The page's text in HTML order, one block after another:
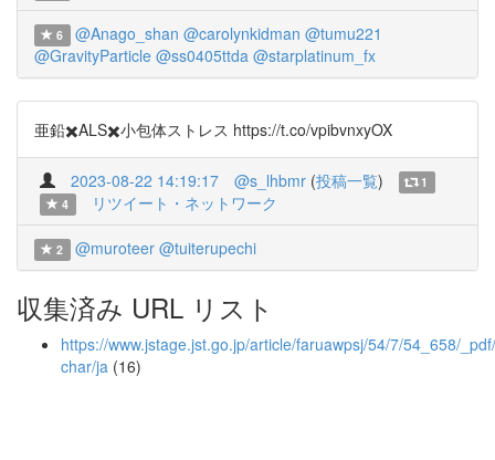
6 @Anago_shan @carolynkidman @tumu221
@GravityParticle @ss0405ttda @starplatinum_fx
亜鉛✖️ALS✖️小包体ストレス https://t.co/vpibvnxyOX
2023-08-22 14:19:17 @s_lhbmr (投稿一覧)
1
4
リツイート・ネットワーク
2 @muroteer @tuiterupechi
収集済み URL リスト
https://www.jstage.jst.go.jp/article/faruawpsj/54/7/54_658/
char/ja (16)